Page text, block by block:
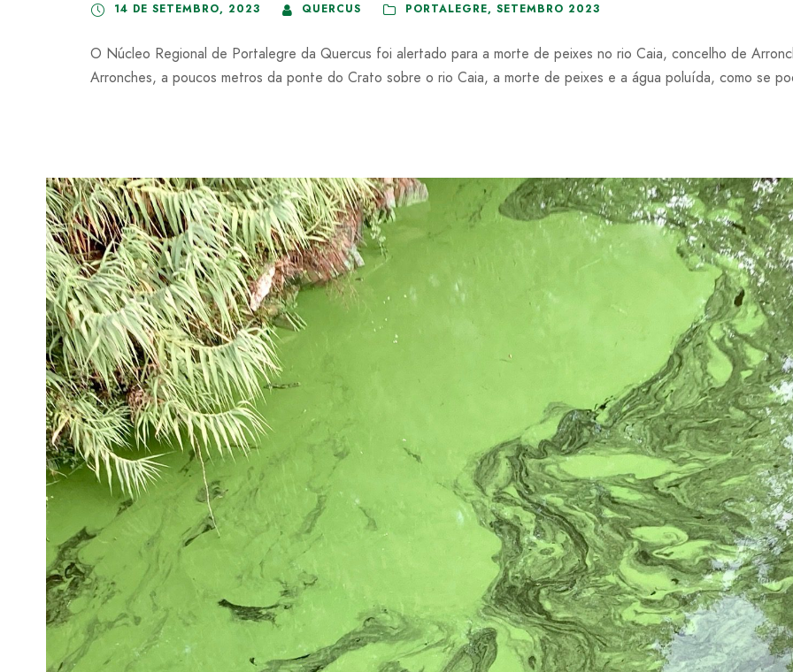
14 DE SETEMBRO, 2023 QUERCUS PORTALEGRE, SETEMBRO 2023
O Núcleo Regional de Portalegre da Quercus foi alertado para a morte de peixes no rio Caia, concelho de
Arronches, a poucos metros da ponte do Crato sobre o rio Caia, a morte de peixes e a água poluída, como se